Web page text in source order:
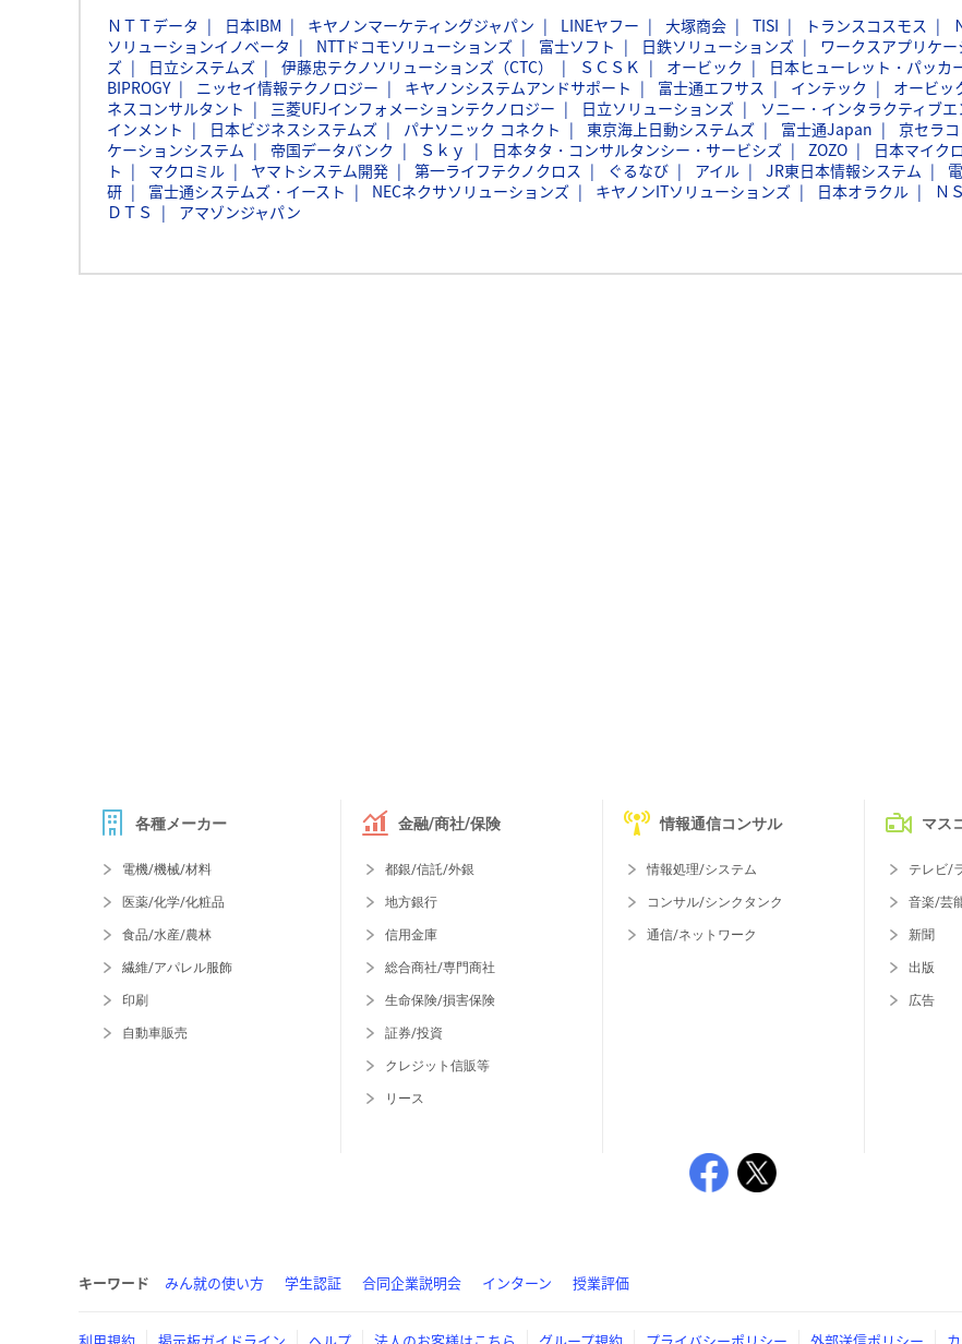
ＮＴＴデータ 日本IBM キヤノンマーケティングジャパン LINEヤフー 大塚商会 TISI トランスコスモス
ソリューションイノベータ
NTTドコモソリューションズ 富士ソフト 日鉄ソリューションズ
ワークスアプリケー
ズ
日立システムズ 伊藤忠テクノソリューションズ（CTC） ＳＣＳＫ オービック
日本ヒューレット・パッカ
BIPROGY
ニッセイ情報テクノロジー キヤノンシステムアンドサポート 富士通エフサス インテック
オービッ
ネスコンサルタント
三菱UFJインフォメーションテクノロジー 日立ソリューションズ
ソニー・インタラクティブエ
インメント
日本ビジネスシステムズ パナソニック コネクト 東京海上日動システムズ 富士通Japan
京セラ
ケーションシステム
帝国データバンク Ｓｋｙ 日本タタ・コンサルタンシー・サービシズ ZOZO
日本マイク
ト
マクロミル ヤマトシステム開発 第一ライフテクノクロス ぐるなび アイル JR東日本情報システム
研
富士通システムズ・イースト NECネクサソリューションズ キヤノンITソリューションズ 日本オラクル
Ｎ
ＤＴＳ
アマゾンジャパン
各種メーカー
電機/機械/材料
医薬/化学/化粧品
食品/水産/農林
繊維/アパレル服飾
印刷
自動車販売
金融/商社/保険
都銀/信託/外銀
地方銀行
信用金庫
総合商社/専門商社
生命保険/損害保険
証券/投資
クレジット信販等
リース
情報通信コンサル
情報処理/システム
コンサル/シンクタンク
通信/ネットワーク
マス
テレビ/
音楽/芸
新聞
出版
広告
キーワード みん就の使い方 学生認証 合同企業説明会 インターン 授業評価